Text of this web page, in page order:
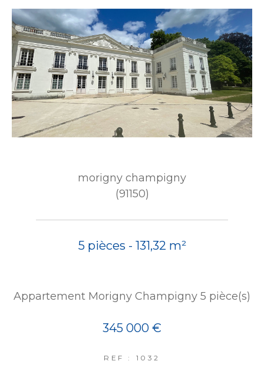
morigny champigny
(91150)
5 pièces - 131,32 m²
Appartement Morigny Champigny 5 pièce(s)
345 000 €
REF : 1032